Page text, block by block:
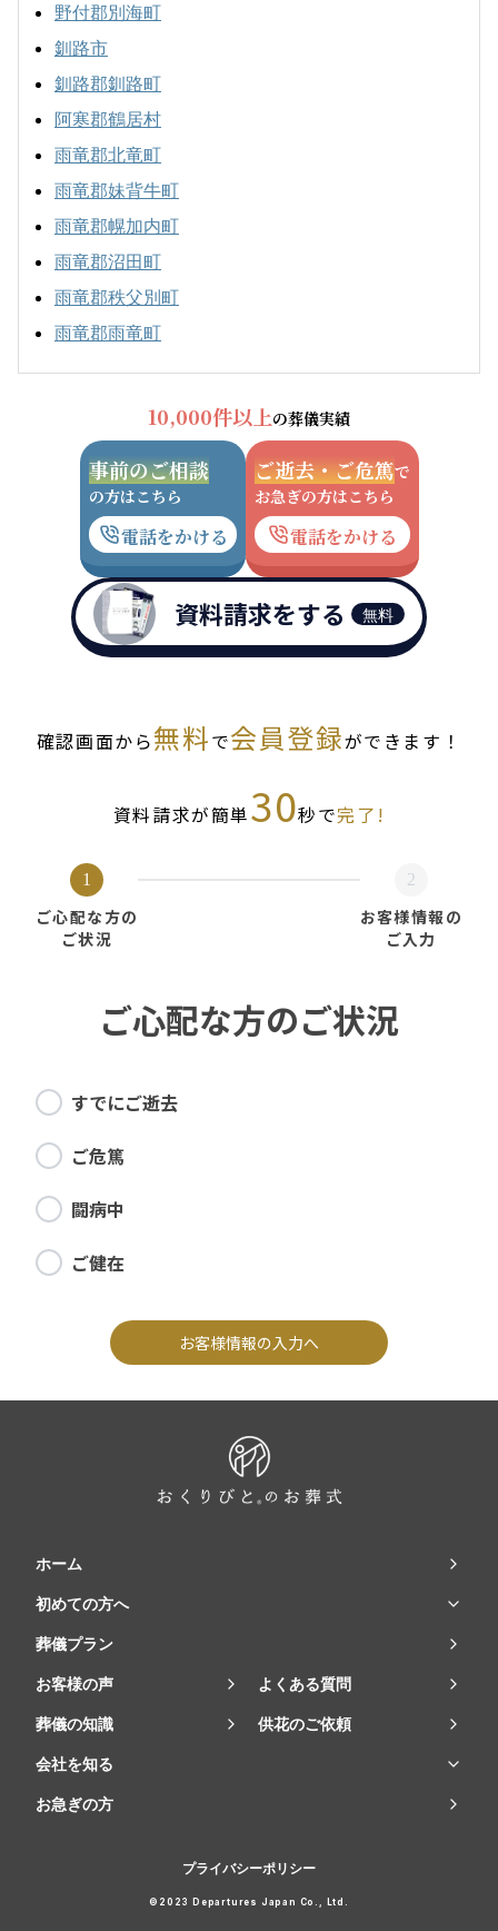
野付郡別海町
釧路市
釧路郡釧路町
阿寒郡鶴居村
雨竜郡北竜町
雨竜郡妹背牛町
雨竜郡幌加内町
雨竜郡沼田町
雨竜郡秩父別町
雨竜郡雨竜町
10,000件以上の葬儀実績
事前のご相談
の方はこちら
電話をかける
ご逝去・ご危篤で
お急ぎの方はこちら
電話をかける
資料請求をする 無料
確認画面から無料で会員登録ができます！
資料請求が簡単30秒で完了!
1
ご心配な方の
ご状況
2
お客様情報の
ご入力
ご心配な方のご状況
すでにご逝去
ご危篤
闘病中
ご健在
お客様情報の入力へ
ホーム
初めての方へ
葬儀プラン
お客様の声 よくある質問
葬儀の知識 供花のご依頼
会社を知る
お急ぎの方
プライバシーポリシー
©2023 Departures Japan Co., Ltd.